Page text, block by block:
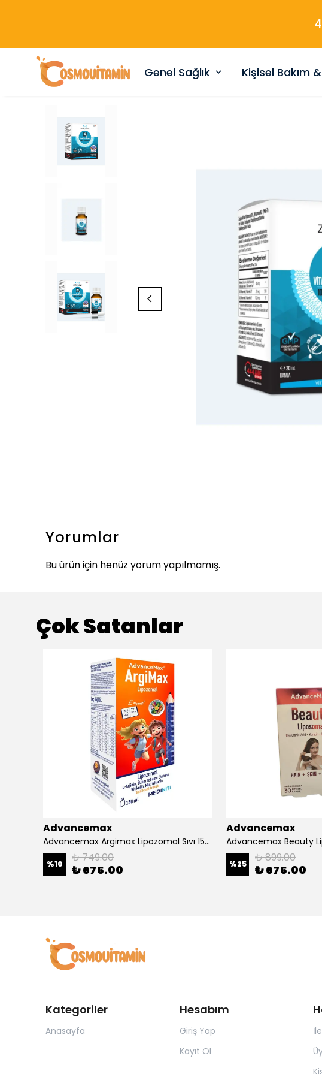
Genel Sağlık Kişisel Bakım
Yorumlar
Bu ürün için henüz yorum yapılmamış.
Çok Satanlar
Advancemax
Advancemax Argimax Lipozomal Sıvı 150 ml 8684375607587
%10 ₺ 749.00
₺ 675.00
Advancemax
%25 ₺ 899.00
₺ 675.00
Kategoriler
Anasayfa
Hesabım
Giriş Yap
Kayıt Ol